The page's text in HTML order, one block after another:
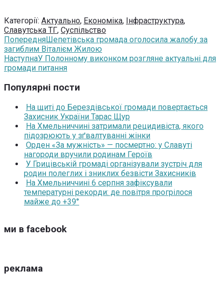
Категорії: Актуально, Економіка, Інфраструктура,
Славутська ТГ, Суспільство
ПопередняШепетівська громада оголосила жалобу за
загиблим Віталієм Жилою
НаступнаУ Полонному виконком розгляне актуальні для
громади питання
Популярні пости
На щиті до Берездівської громади повертається
Захисник України Тарас Щур
На Хмельниччині затримали рецидивіста, якого
підозрюють у зґвалтуванні жінки
Орден «За мужність» — посмертно: у Славуті
нагороди вручили родинам Героїв
У Грицівській громаді організували зустріч для
родин полеглих і зниклих безвісти Захисників
На Хмельниччині 6 серпня зафіксували
температурні рекорди: де повітря прогрілося
майже до +39°
ми в facebook
реклама